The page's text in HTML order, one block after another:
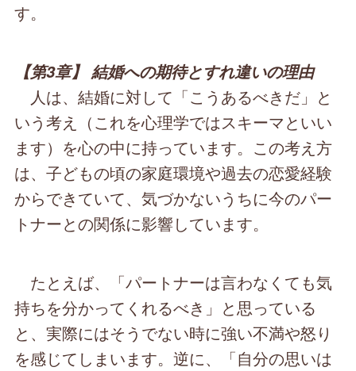
す。
【第3章】 結婚への期待とすれ違いの理由
人は、結婚に対して「こうあるべきだ」と
いう考え（これを心理学ではスキーマといい
ます）を心の中に持っています。この考え方
は、子どもの頃の家庭環境や過去の恋愛経験
からできていて、気づかないうちに今のパー
トナーとの関係に影響しています。
たとえば、「パートナーは言わなくても気
持ちを分かってくれるべき」と思っている
と、実際にはそうでない時に強い不満や怒り
を感じてしまいます。逆に、「自分の思いは